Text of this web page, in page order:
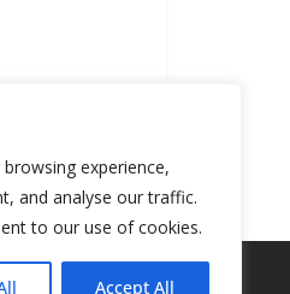
experience,
and analyse our traffic.
to our use of cookies.
Accept All